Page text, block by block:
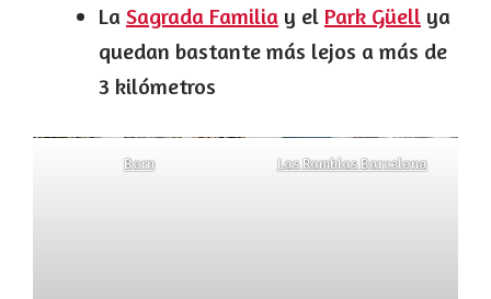
La Sagrada Familia y el Park Güell ya
quedan bastante más lejos a más de
3 kilómetros
Born Las Ramblas Barcelona